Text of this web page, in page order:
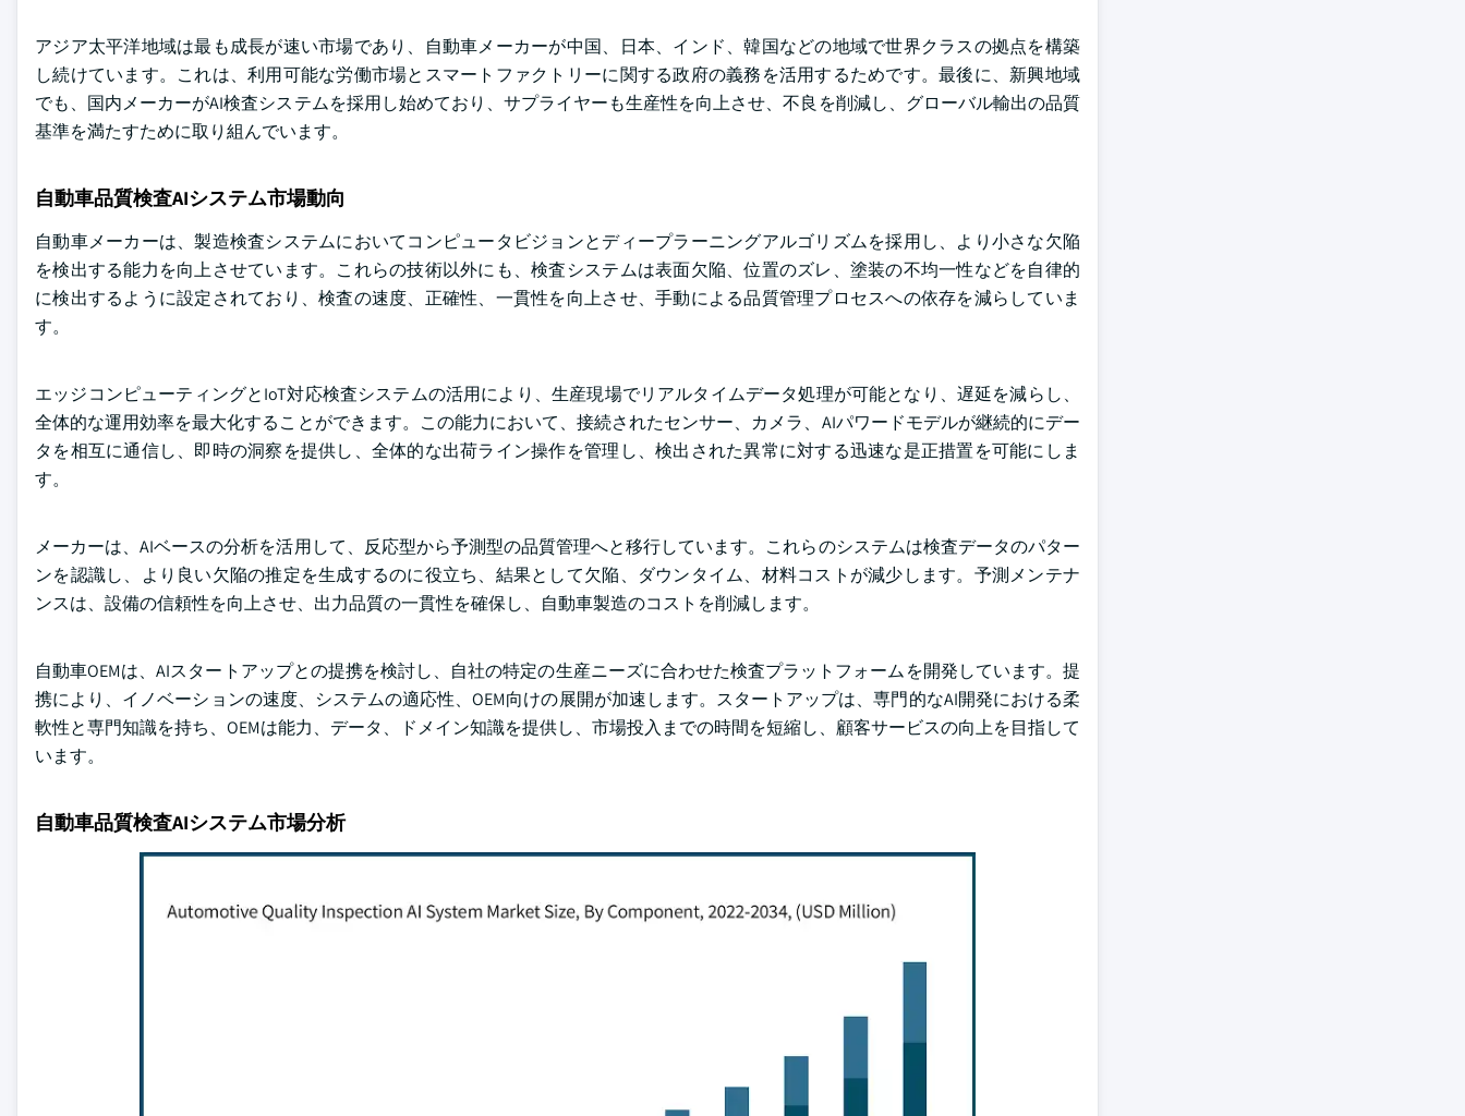
アジア太平洋地域は最も成長が速い市場であり、自動車メーカーが中国、日本、インド、韓国などの地域で世界クラスの拠点を構築
し続けています。これは、利用可能な労働市場とスマートファクトリーに関する政府の義務を活用するためです。最後に、新興地域
でも、国内メーカーがAI検査システムを採用し始めており、サプライヤーも生産性を向上させ、不良を削減し、グローバル輸出の品質
基準を満たすために取り組んでいます。
自動車品質検査AIシステム市場動向
自動車メーカーは、製造検査システムにおいてコンピュータビジョンとディープラーニングアルゴリズムを採用し、より小さな欠陥
を検出する能力を向上させています。これらの技術以外にも、検査システムは表面欠陥、位置のズレ、塗装の不均一性などを自律的
に検出するように設定されており、検査の速度、正確性、一貫性を向上させ、手動による品質管理プロセスへの依存を減らしていま
す。
エッジコンピューティングとIoT対応検査システムの活用により、生産現場でリアルタイムデータ処理が可能となり、遅延を減らし、
全体的な運用効率を最大化することができます。この能力において、接続されたセンサー、カメラ、AIパワードモデルが継続的にデー
タを相互に通信し、即時の洞察を提供し、全体的な出荷ライン操作を管理し、検出された異常に対する迅速な是正措置を可能にしま
す。
メーカーは、AIベースの分析を活用して、反応型から予測型の品質管理へと移行しています。これらのシステムは検査データのパター
ンを認識し、より良い欠陥の推定を生成するのに役立ち、結果として欠陥、ダウンタイム、材料コストが減少します。予測メンテナ
ンスは、設備の信頼性を向上させ、出力品質の一貫性を確保し、自動車製造のコストを削減します。
自動車OEMは、AIスタートアップとの提携を検討し、自社の特定の生産ニーズに合わせた検査プラットフォームを開発しています。提
携により、イノベーションの速度、システムの適応性、OEM向けの展開が加速します。スタートアップは、専門的なAI開発における柔
軟性と専門知識を持ち、OEMは能力、データ、ドメイン知識を提供し、市場投入までの時間を短縮し、顧客サービスの向上を目指して
います。
自動車品質検査AIシステム市場分析